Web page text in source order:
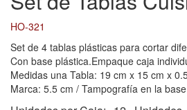
HO-321
Set de 4 tablas plásticas para cortar
Con base plástica.Empaque caja
Medidas una Tabla: 19 cm x 15 cm x
Marca: 5.5 cm / Tampografía en la base